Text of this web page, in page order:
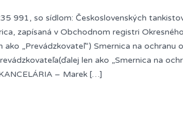
991, so sídlom: Československých
zapísaná v Obchodnom registri
ako „Prevádzkovateľ“) Smernica na ochranu
len ako „Smernica na
– Marek […]